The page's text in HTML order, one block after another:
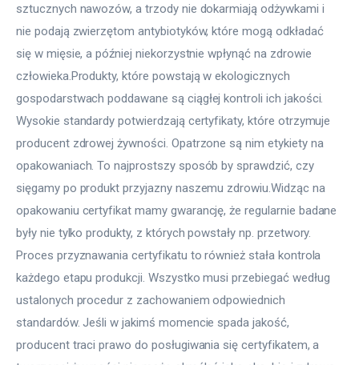
sztucznych nawozów, a trzody nie dokarmiają odżywkami i
nie podają zwierzętom antybiotyków, które mogą odkładać
się w mięsie, a później niekorzystnie wpłynąć na zdrowie
człowieka.Produkty, które powstają w ekologicznych
gospodarstwach poddawane są ciągłej kontroli ich jakości.
Wysokie standardy potwierdzają certyfikaty, które otrzymuje
producent zdrowej żywności. Opatrzone są nim etykiety na
opakowaniach. To najprostszy sposób by sprawdzić, czy
sięgamy po produkt przyjazny naszemu zdrowiu.Widząc na
opakowaniu certyfikat mamy gwarancję, że regularnie badane
były nie tylko produkty, z których powstały np. przetwory.
Proces przyznawania certyfikatu to również stała kontrola
każdego etapu produkcji. Wszystko musi przebiegać według
ustalonych procedur z zachowaniem odpowiednich
standardów. Jeśli w jakimś momencie spada jakość,
producent traci prawo do posługiwania się certyfikatem, a